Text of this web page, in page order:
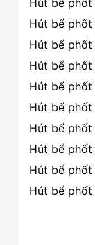
Hút bể phốt
Hút bể phốt
Hút bể phốt
Hút bể phốt
Hút bể phốt
Hút bể phốt
Hút bể phốt
Hút bể phốt
Hút bể phốt
Hút bể phốt